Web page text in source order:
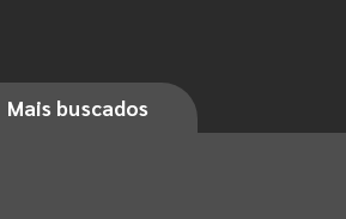
Mais buscados